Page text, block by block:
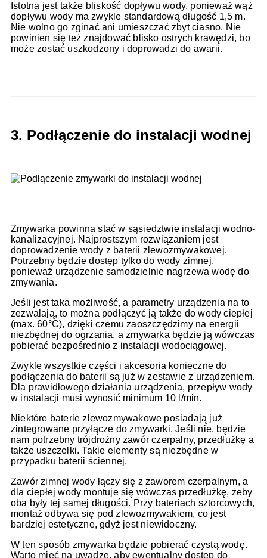
Istotna jest także bliskość dopływu wody, ponieważ wąż
dopływu wody ma zwykle standardową długość 1,5 m.
Nie wolno go zginać ani umieszczać zbyt ciasno. Nie
powinien się też znajdować blisko ostrych krawędzi, bo
może zostać uszkodzony i doprowadzi do awarii.
3. Podłączenie do instalacji wodnej
Zmywarka powinna stać w sąsiedztwie instalacji wodno-
kanalizacyjnej. Najprostszym rozwiązaniem jest
doprowadzenie wody z baterii zlewozmywakowej.
Potrzebny będzie dostęp tylko do wody zimnej,
ponieważ urządzenie samodzielnie nagrzewa wodę do
zmywania.
Jeśli jest taka możliwość, a parametry urządzenia na to
zezwalają, to można podłączyć ją także do wody ciepłej
(max. 60°C), dzięki czemu zaoszczędzimy na energii
niezbędnej do ogrzania, a zmywarka będzie ją wówczas
pobierać bezpośrednio z instalacji wodociągowej.
Zwykle wszystkie części i akcesoria konieczne do
podłączenia do baterii są już w zestawie z urządzeniem.
Dla prawidłowego działania urządzenia, przepływ wody
w instalacji musi wynosić minimum 10 l/min.
Niektóre baterie zlewozmywakowe posiadają już
zintegrowane przyłącze do zmywarki. Jeśli nie, będzie
nam potrzebny trójdrożny zawór czerpalny, przedłużkę a
także uszczelki. Takie elementy są niezbędne w
przypadku baterii ściennej.
Zawór zimnej wody łączy się z zaworem czerpalnym, a
dla ciepłej wody montuje się wówczas przedłużkę, żeby
oba były tej samej długości. Przy bateriach sztorcowych,
montaż odbywa się pod zlewozmywakiem, co jest
bardziej estetyczne, gdyż jest niewidoczny.
W ten sposób zmywarka będzie pobierać czystą wodę.
Warto mieć na uwadze, aby ewentualny dostęp do